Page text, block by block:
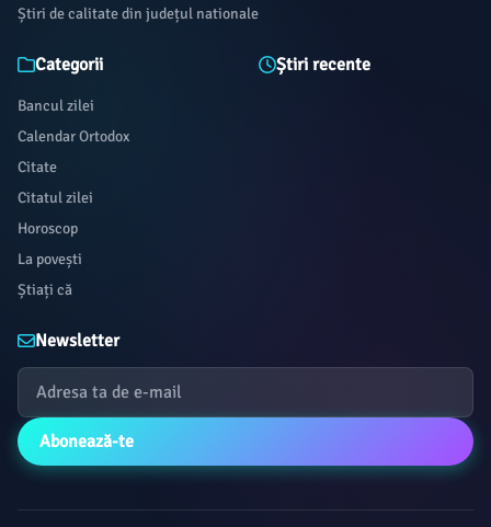
Știri de calitate din județul nationale
Categorii
Bancul zilei
Calendar Ortodox
Citate
Citatul zilei
Horoscop
La povești
Știați că
Știri recente
Newsletter
Abonează-te